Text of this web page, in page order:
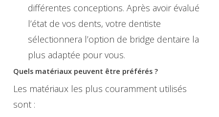
différentes conceptions. Après avoir évalué
l’état de vos dents, votre dentiste
sélectionnera l’option de bridge dentaire la
plus adaptée pour vous.
Quels matériaux peuvent être préférés ?
Les matériaux les plus couramment utilisés
sont :